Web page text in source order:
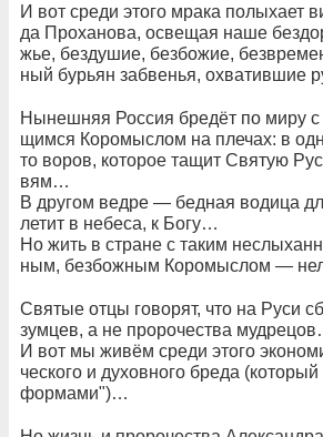
И вот сре­ди это­го мра­ка по­лы­ха­ет
да Про­ха­но­ва, ос­ве­щая на­ше
жье, без­ду­шие, без­бо­жие,
ный бу­рь­ян заб­ве­нья, ох­ва­тив­шие
Ны­неш­няя Рос­сия бре­дёт по ми­ру
щим­ся Ко­ро­мыс­лом на пле­чах: в
то во­ров, ко­то­рое та­щит Свя­тую
вям…
В дру­гом ве­д­ре — бед­ная во­ди­ца
ле­тит в не­бе­са, к Бо­гу…
Но жить в стра­не с та­ким
ным, без­бож­ным Ко­ро­мыс­лом —
Свя­тые от­цы го­во­рят, что на Ру­си
зум­цев, а не про­ро­че­ст­ва
И вот мы жи­вём сре­ди это­го
че­с­ко­го и ду­хов­но­го бре­да
фор­ма­ми")…